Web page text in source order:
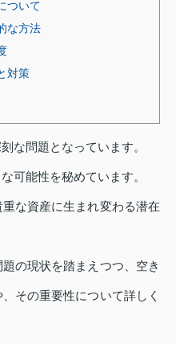
ついて
な方法
対策
な問題となっています。
可能性を秘めています。
な資産に生まれ変わる潜在
の現状を踏まえつつ、空き
その重要性について詳しく